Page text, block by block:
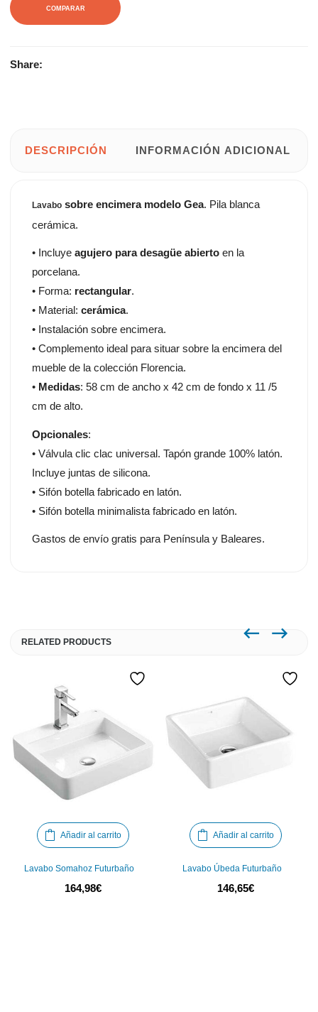
COMPARAR
Share:
DESCRIPCIÓN INFORMACIÓN ADICIONAL
Lavabo sobre encimera modelo Gea. Pila blanca
cerámica.
• Incluye agujero para desagüe abierto en la
porcelana.
• Forma: rectangular.
• Material:cerámica.
• Instalación sobre encimera.
• Complemento ideal para situar sobre la encimera del
mueble de la colección Florencia.
• Medidas: 58 cm de ancho x 42 cm de fondo x 11 /5
cm de alto.
Opcionales:
• Válvula clic clac universal. Tapón grande 100% latón.
Incluye juntas de silicona.
• Sifón botella fabricado en latón.
• Sifón botella minimalista fabricado en latón.
Gastos de envío gratis para Península y Baleares.
RELATED PRODUCTS
Añadir al carrito
Lavabo Somahoz Futurbaño
164,98€
Añadir al carrito
Lavabo Úbeda Futurbaño
146,65€